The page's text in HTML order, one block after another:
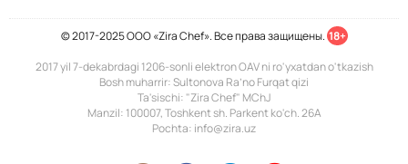
© 2017-2025 ООО «Zira Chef». Все права защищены. 18+
2017 yil 7-dekabrdagi 1206-sonli elektron OAV ni ro'yxatdan o'tkazish
Bosh muharrir: Sultonova Ra’no Furqat qizi
Ta'sischi: "Zira Chef" MChJ
Manzil: 100007, Toshkent sh. Parkent ko'ch. 26A
Pochta: info@zira.uz